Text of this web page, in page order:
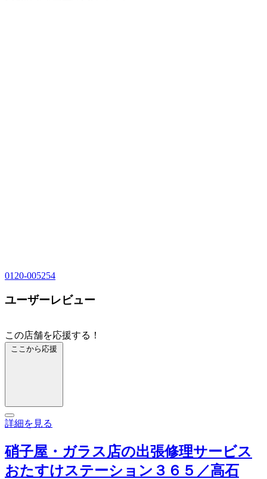
0120-005254
ユーザーレビュー
この店舗を応援する！
ここから応援
詳細を見る
硝子屋・ガラス店の出張修理サービス
おたすけステーション３６５／高石